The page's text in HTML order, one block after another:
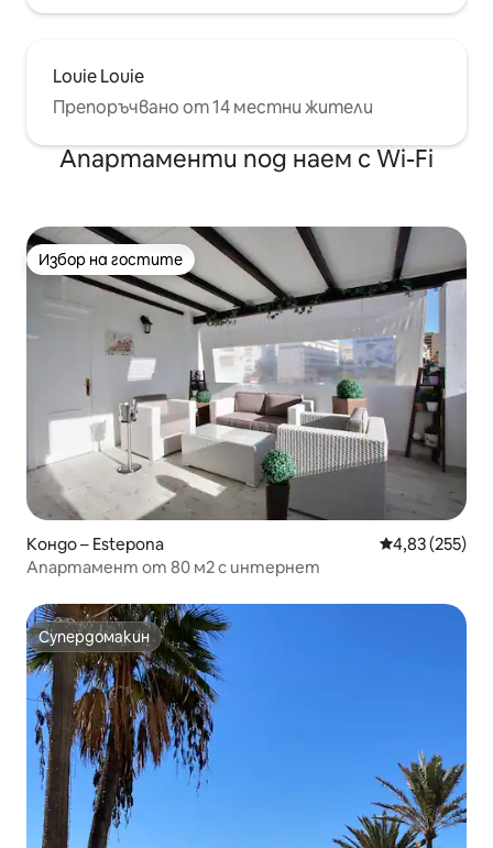
Louie Louie
Препоръчвано от 14 местни жители
Апартаменти под наем с Wi-Fi
Избор на гостите
Избор на гостите
Кондо – Estepona Средна
4,83 (255)
Апартамент от 80 м2 с интернет
Супердомакин
Супердомакин